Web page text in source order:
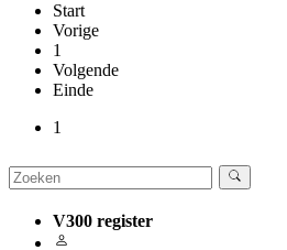
Start
Vorige
1
Volgende
Einde
1
V300 register